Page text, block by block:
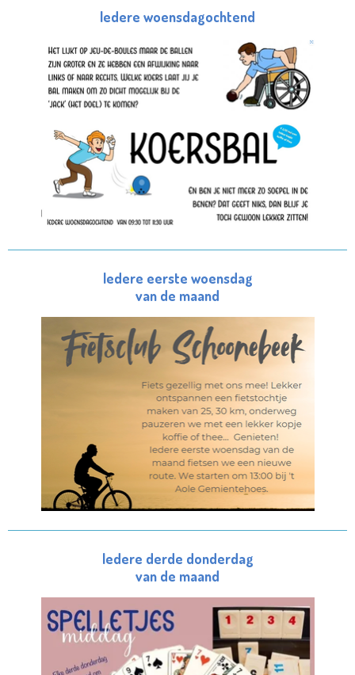
Iedere woensdagochtend
Iedere eerste woensdag
van de maand
Iedere derde donderdag
van de maand